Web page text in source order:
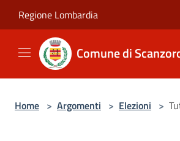
Regione Lombardia
Comune di
Home > Argomenti > Elezioni >